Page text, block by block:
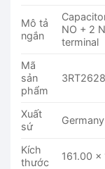
Mô tả
ngắn
NO + 2
terminal
Mã
sản
phẩm
Xuất
sứ
Germany
Kích
thước
161.00